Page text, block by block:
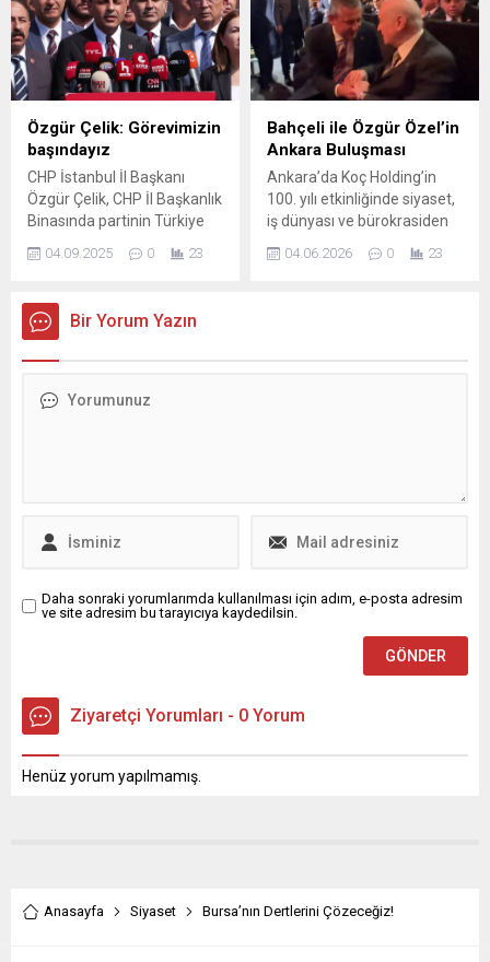
operasyonlara karşı
başlattığı mitinglerine
devam ediyor. İstanbul'da
başlayan mitingler alınan
karar ...
üzerinde değişikliğe gitmişti.
Kabine'de ise beklenen
değişim olmazken; gözler
haziran ayına dikildi.
Görevden alınması beklenen
bakanlar ise kulislerden
sızdı.
Özgür Çelik: Görevimizin
başındayız
CHP İstanbul İl Başkanı
Özgür Çelik, CHP İl Başkanlık
Binasında partinin Türkiye
genelindeki İl Başkanlarıyla
ortak basın açıklaması yaptı.
04.09.2025 0 23
Bahçeli ile Özgür Özel’in
Ankara Buluşması
Ankara’da Koç Holding’in
100. yılı etkinliğinde siyaset,
iş dünyası ve bürokrasiden
çok sayıda isim bir araya
geldi. ATO Congresium’daki
04.06.2026 0 23
Bir Yorum Yazın
Daha sonraki yorumlarımda kullanılması için adım, e-posta adresim
ve site adresim bu tarayıcıya kaydedilsin.
Ziyaretçi Yorumları - 0 Yorum
Henüz yorum yapılmamış.
Anasayfa Siyaset Bursa’nın Dertlerini Çözeceğiz!